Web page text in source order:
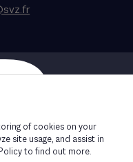
of cookies on your
site usage, and assist in
to find out more.